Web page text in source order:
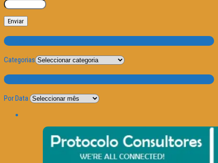
Categorias
Categorias
Por Data
Por Data